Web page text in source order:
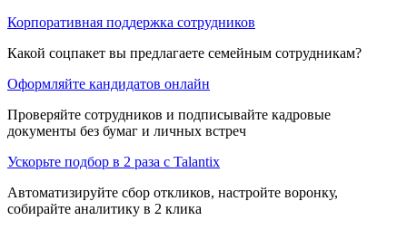
Корпоративная поддержка сотрудников
Какой соцпакет вы предлагаете семейным сотрудникам?
Оформляйте кандидатов онлайн
Проверяйте сотрудников и подписывайте кадровые
документы без бумаг и личных встреч
Ускорьте подбор в 2 раза с Talantix
Автоматизируйте сбор откликов, настройте воронку,
собирайте аналитику в 2 клика